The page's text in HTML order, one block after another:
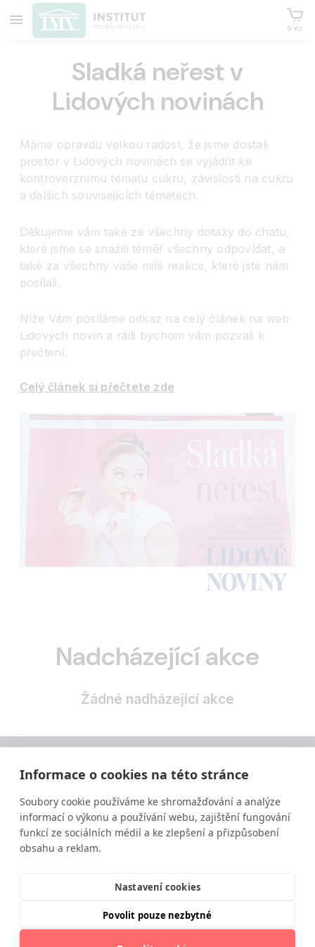
Informace o cookies na této stránce
Soubory cookie používáme ke shromažďování a analýze
informací o výkonu a používání webu, zajištění fungování
funkcí ze sociálních médií a ke zlepšení a přizpůsobení
obsahu a reklam.
Nastavení cookies
Povolit pouze nezbytné
0 Kč
Sladká neřest v
Lidových novinách
Máme opravdu velkou radost, že jsme dostali
prostor v Lidových novinách se vyjádřit ke
kontroverznímu tématu cukru, závislosti na cukru
a dalších souvisejících tématech.
Děkujeme vám také za všechny dotazy do chatu,
které jsme se snažili téměř všechny odpovídat, a
také za všechny vaše milé reakce, které jste nám
posílali.
Níže Vám posíláme odkaz na celý článek na web
Lidových novin a rádi bychom vám pozvali k
přečtení.
Celý článek si přečtete zde
Nadcházející akce
Žádné nadházející akce
Vzdělávání ve výživě a zdravém životním stylu